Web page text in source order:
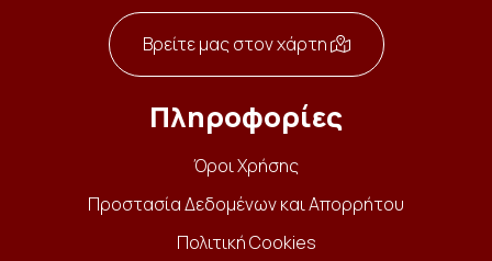
Βρείτε μας στον χάρτη
Πληροφορίες
Όροι Χρήσης
Προστασία Δεδομένων και Απορρήτου
Πολιτική Cookies